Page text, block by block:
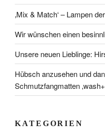
‚Mix & Match‘ – Lampen
Wir wünschen einen
Unsere neuen Lieblinge:
Hübsch anzusehen und
Schmutzfangmatten
KATEGORIEN